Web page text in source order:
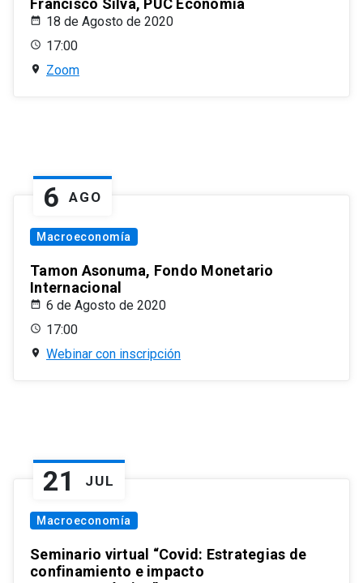
Francisco Silva, PUC Economía
18 de Agosto de 2020
17:00
Zoom
6 AGO
Macroeconomía
Tamon Asonuma, Fondo Monetario
Internacional
6 de Agosto de 2020
17:00
Webinar con inscripción
21 JUL
Macroeconomía
Seminario virtual “Covid: Estrategias de
confinamiento e impacto